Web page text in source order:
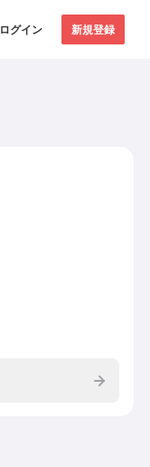
ログイン 新規登録